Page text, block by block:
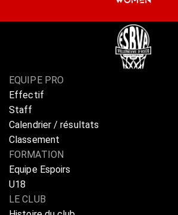
EQUIPE PRO
Effectif
Staff
Calendrier / résultats
Classement
FORMATION
Equipe Espoirs
U18
LE CLUB